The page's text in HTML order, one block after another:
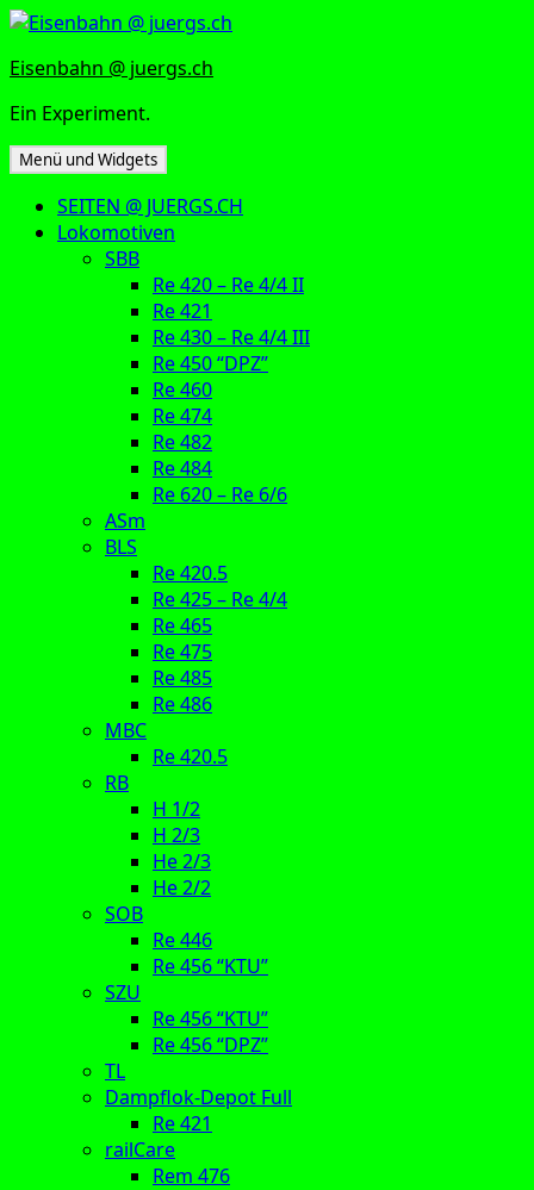
Zum
springen
Eisenbahn @ juergs.ch
Ein Experiment.
Menü und Widgets
SEITEN @ JUERGS.CH
Lokomotiven
SBB
Re 420 – Re 4/4 II
Re 421
Re 430 – Re 4/4 III
Re 450 “DPZ”
Re 460
Re 474
Re 482
Re 484
Re 620 – Re 6/6
ASm
BLS
Re 420.5
Re 425 – Re 4/4
Re 465
Re 475
Re 485
Re 486
MBC
Re 420.5
RB
H 1/2
H 2/3
He 2/3
He 2/2
SOB
Re 446
Re 456 “KTU”
SZU
Re 456 “KTU”
Re 456 “DPZ”
TL
Dampflok-Depot Full
Re 421
railCare
Rem 476